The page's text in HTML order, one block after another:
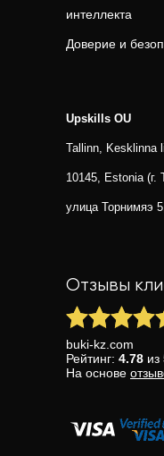
интеллекта
Доверие и
Upskills OU
Tallinn, Kesklinna
10145, Estonia (г.
улица Торнимяэ
Отзывы
buki-kz.com
Рейтинг: 4.78 из
На основе